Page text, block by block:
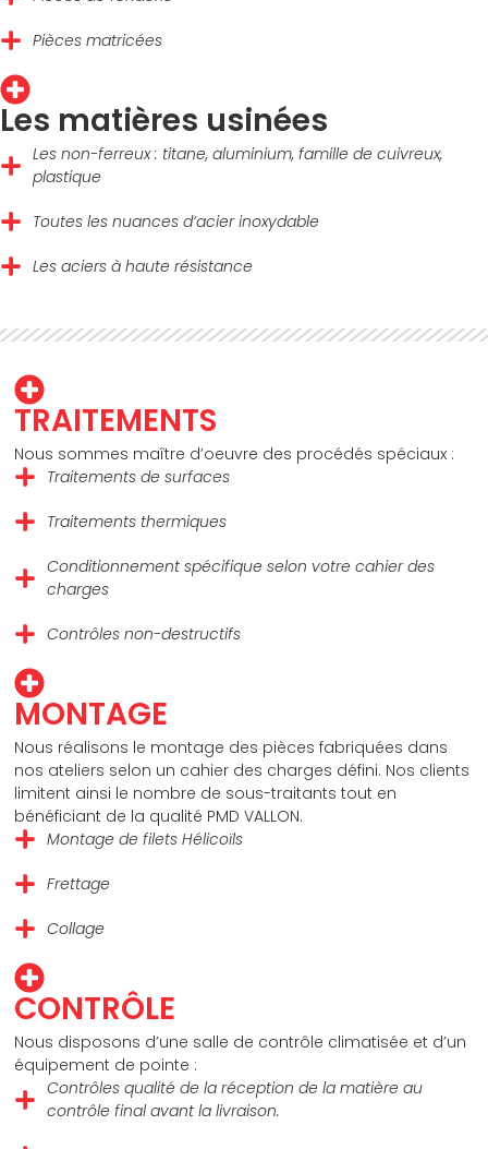
Pièces matricées
Les matières usinées
Les non-ferreux : titane, aluminium, famille de cuivreux,
plastique
Toutes les nuances d’acier inoxydable
Les aciers à haute résistance
TRAITEMENTS
Nous sommes maître d’oeuvre des procédés spéciaux :
Traitements de surfaces
Traitements thermiques
Conditionnement spécifique selon votre cahier des
charges
Contrôles non-destructifs
MONTAGE
Nous réalisons le montage des pièces fabriquées dans
nos ateliers selon un cahier des charges défini. Nos clients
limitent ainsi le nombre de sous-traitants tout en
bénéficiant de la qualité PMD VALLON.
Montage de filets Hélicoïls
Frettage
Collage
CONTRÔLE
Nous disposons d’une salle de contrôle climatisée et d’un
équipement de pointe :
Contrôles qualité de la réception de la matière au
contrôle final avant la livraison.